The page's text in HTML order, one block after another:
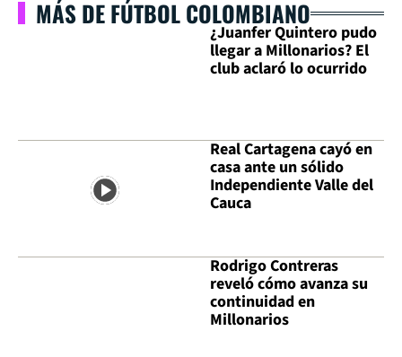
MÁS DE FÚTBOL COLOMBIANO
¿Juanfer Quintero pudo
llegar a Millonarios? El
club aclaró lo ocurrido
Real Cartagena cayó en
casa ante un sólido
Independiente Valle del
Cauca
Rodrigo Contreras
reveló cómo avanza su
continuidad en
Millonarios